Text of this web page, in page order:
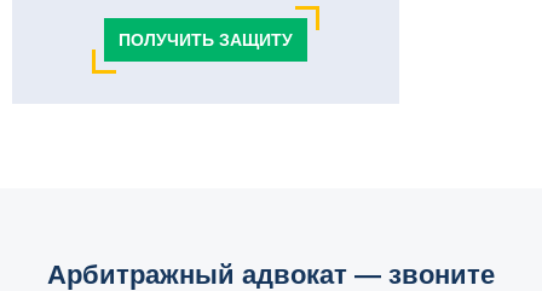
ПОЛУЧИТЬ ЗАЩИТУ
Арбитражный адвокат — звоните